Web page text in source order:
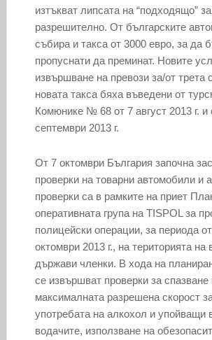
изтъкват липсата на “подходящо”
разрешително. От българските
събира и такса от 3000 евро, за да
пропуснати да преминат. Новите
извършване на превози за/от трета
новата такса бяха въведени от
Комюнике № 68 от 7 август 2013 г. и
септември 2013 г.
От 7 октомври България започна
проверки на товарни автомобили и
проверки са в рамките на приет
оперативната група на TISPOL за
полицейски операции, за периода
октомври 2013 г., на територията на
държави членки. В хода на
се извършват проверки за спазване
максималната разрешена скорост
употребата на алкохол и упойващи
водачите, използване на